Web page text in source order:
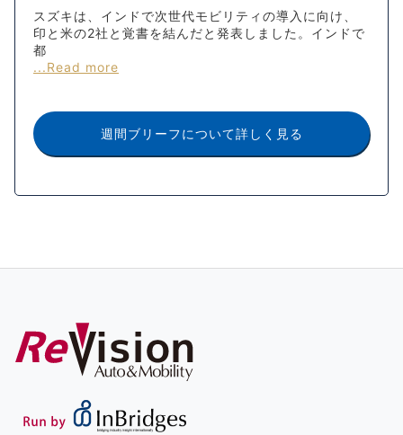
スズキは、インドで次世代モビリティの導入に向け、
印と米の2社と覚書を結んだと発表しました。インドで
都
...Read more
週間ブリーフについて詳しく見る